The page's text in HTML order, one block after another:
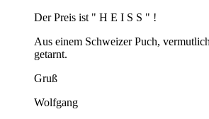
Der Preis ist " H E I S S " !
Aus einem Schweizer Puch,
getarnt.
Gruß
Wolfgang